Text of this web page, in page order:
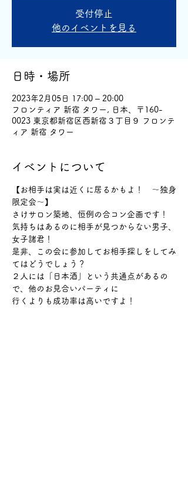
受付停止
他のイベントを見る
日時・場所
2023年2月05日 17:00 – 20:00
フロンティア 新宿 タワー, 日本、〒160-
0023 東京都新宿区西新宿３丁目９ フロンテ
ィア 新宿 タワー
イベントについて
【お相手は実は近くに居るかもよ！　～独身
限定会～】
さけサロン築地、恒例の合コン企画です！
気持ちはあるのに相手が見つからない男子、
女子諸君！
是非、この会に参加してお相手探しをしてみ
てはどうでしょう？
２人には「日本酒」という共通点があるの
で、他のお見合いパーティに
行くよりも成功率は高いですよ！